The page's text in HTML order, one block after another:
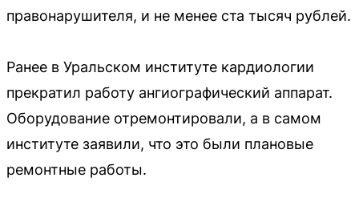
правонарушителя, и не менее ста тысяч рублей.
Ранее в Уральском институте кардиологии
прекратил работу ангиографический аппарат.
Оборудование отремонтировали, а в самом
институте заявили, что это были плановые
ремонтные работы.